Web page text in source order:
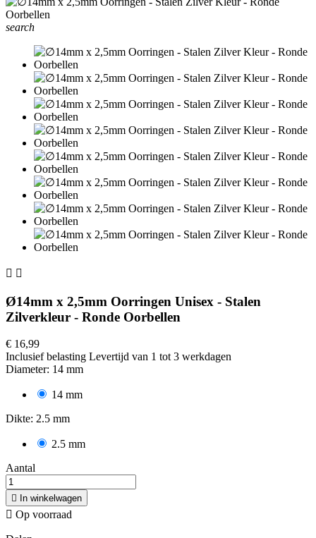
search
 
Ø14mm x 2,5mm Oorringen Unisex - Stalen
Zilverkleur - Ronde Oorbellen
€ 16,99
Inclusief belasting Levertijd van 1 tot 3 werkdagen
Diameter: 14 mm
14 mm
Dikte: 2.5 mm
2.5 mm
Aantal
 In winkelwagen
 Op voorraad